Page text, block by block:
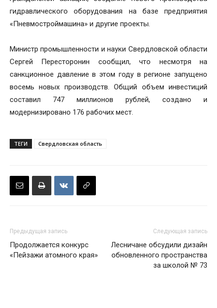
гидравлического оборудования на базе предприятия
«Пневмостроймашина» и другие проекты.
Министр промышленности и науки Свердловской области
Сергей Пересторонин сообщил, что несмотря на
санкционное давление в этом году в регионе запущено
восемь новых производств. Общий объем инвестиций
составил 747 миллионов рублей, создано и
модернизировано 176 рабочих мест.
ТЕГИ Свердловская область
Предыдущая запись
Продолжается конкурс
«Пейзажи атомного края»
Следующая запись
Лесничане обсудили дизайн
обновленного пространства
за школой № 73